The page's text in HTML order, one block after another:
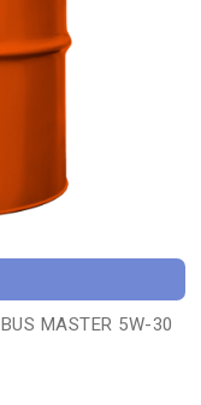
MASTER 5W-30